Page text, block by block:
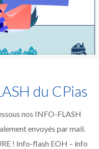
du CPias
nos INFO-FLASH
envoyés par mail.
! Info-flash EOH – info